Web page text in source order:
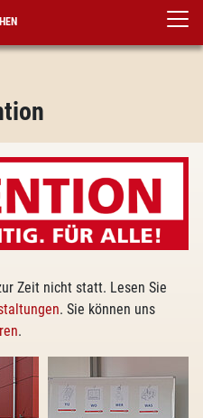
Zeit nicht statt. Lesen Sie
. Sie können uns
.